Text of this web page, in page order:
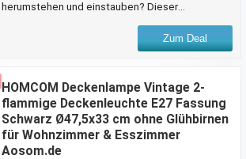
herumstehen und einstauben? Dieser
ideale Aufbewahrungslösung für Schuhe. Die
Boxen können individuell aufgestellt werden und
sie problemlos in jeden Raum passen. Das
Fassungsvermögen von 6 Würfeln bietet viel
Platz, um Spielzeug, Zubehör, Kleidung, Schuhe
und andere Dinge aufzubewahren und Ihr Haus
ordentlich zu halten. Dieser Schuhschrank ist
eine praktische und clevere Aufbew
Zum Deal
HOMCOM Deckenlampe Vintage 2-
flammige Deckenleuchte E27 Fassung
Schwarz Ø47,5x33 cm ohne Glühbirnen
für Wohnzimmer & Esszimmer
Aosom.de